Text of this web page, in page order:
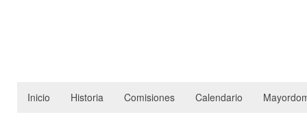
Inicio Historia Comisiones Calendario